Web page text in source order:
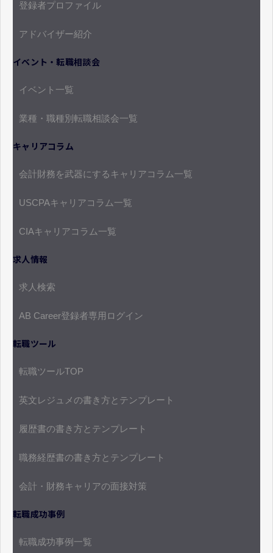
登録者プロファイル
アドバイザー紹介
イベント・転職相談会
イベント一覧
業種・職種別転職相談会一覧
キャリアコラム
会計財務を武器にするキャリアコラム一覧
USCPAキャリアコラム一覧
CIAキャリアコラム一覧
求人情報
求人検索
AB Career登録者専用ログイン
転職ツール
転職ツールTOP
英文レジュメの書き方とテンプレート
履歴書の書き方とテンプレート
職務経歴書の書き方とテンプレート
会計・財務キャリアの面接対策
転職成功事例
転職成功事例一覧